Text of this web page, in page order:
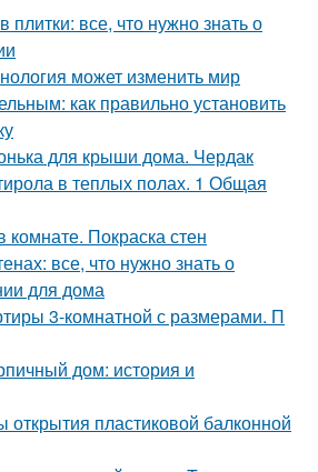
плитки: все, что нужно знать о
может изменить мир
как правильно установить
для крыши дома. Чердак
в теплых полах. 1 Общая
Покраска стен
все, что нужно знать о
для дома
3-комнатной с размерами. П
дом: история и
пластиковой балконной